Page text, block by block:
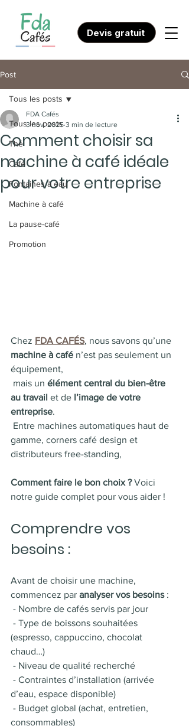
Devis gratuit
Post
Tous les posts
Thé
Café
Fontaines à eau
Machine à café
La pause-café
Promotion
Tous les posts
Comment choisir sa
machine à café idéale
pour votre entreprise
FDA Cafés
3 nov. 2025 3 min de lecture
Chez FDA CAFÉS, nous savons qu’une
machine à café n’est pas seulement un
équipement,
mais un élément central du bien-être
au travail et de l’image de votre
entreprise.
gamme, corners café design et
distributeurs free-standing,
Comment faire le bon choix ? Voici
notre guide complet pour vous aider !
Comprendre vos
besoins :
Avant de choisir une machine,
commencez par analyser vos besoins :
- Nombre de cafés servis par jour
(espresso, cappuccino, chocolat
chaud…)
- Niveau de qualité recherché
d’eau, espace disponible)
consommables)